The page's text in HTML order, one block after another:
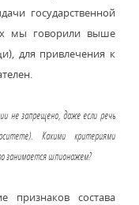
государственной
мы говорили выше
для привлечения к
не запрещено, даже если речь
Какими критериями
занимается шпионажем?
состава